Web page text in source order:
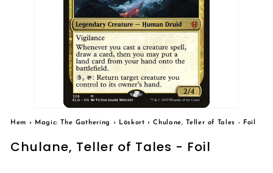
Hem › Magic: The Gathering › Löskort › Chulane, Teller of Tales - Foil
Chulane, Teller of Tales - Foil